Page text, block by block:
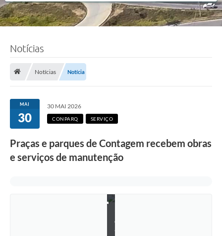
Notícias
Notícias Notícia
MAI
30
30 MAI 2026
CONPARQ SERVIÇO
Praças e parques de Contagem recebem obras
e serviços de manutenção
:
c
a